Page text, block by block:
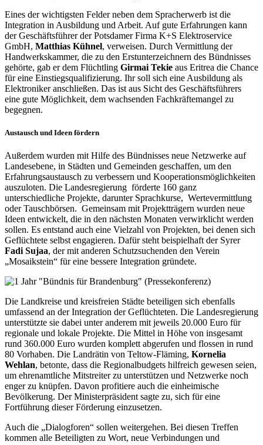
Eines der wichtigsten Felder neben dem Spracherwerb ist die
Integration in Ausbildung und Arbeit. Auf gute Erfahrungen kann
der Geschäftsführer der Potsdamer Firma K+S Elektroservice
GmbH, Matthias Kühnel, verweisen. Durch Vermittlung der
Handwerkskammer, die zu den Erstunterzeichnern des Bündnisses
gehörte, gab er dem Flüchtling Girmai Tekie aus Eritrea die Chance
für eine Einstiegsqualifizierung. Ihr soll sich eine Ausbildung als
Elektroniker anschließen. Das ist aus Sicht des Geschäftsführers
eine gute Möglichkeit, dem wachsenden Fachkräftemangel zu
begegnen.
Austausch und Ideen fördern
Außerdem wurden mit Hilfe des Bündnisses neue Netzwerke auf
Landesebene, in Städten und Gemeinden geschaffen, um den
Erfahrungsaustausch zu verbessern und Kooperationsmöglichkeiten
auszuloten. Die Landesregierung förderte 160 ganz
unterschiedliche Projekte, darunter Sprachkurse, Wertevermittlung
oder Tauschbörsen. Gemeinsam mit Projektträgern wurden neue
Ideen entwickelt, die in den nächsten Monaten verwirklicht werden
sollen. Es entstand auch eine Vielzahl von Projekten, bei denen sich
Geflüchtete selbst engagieren. Dafür steht beispielhaft der Syrer
Fadi Sujaa, der mit anderen Schutzsuchenden den Verein
„Mosaikstein“ für eine bessere Integration gründete.
Die Landkreise und kreisfreien Städte beteiligen sich ebenfalls
umfassend an der Integration der Geflüchteten. Die Landesregierung
unterstützte sie dabei unter anderem mit jeweils 20.000 Euro für
regionale und lokale Projekte. Die Mittel in Höhe von insgesamt
rund 360.000 Euro wurden komplett abgerufen und flossen in rund
80 Vorhaben. Die Landrätin von Teltow-Fläming, Kornelia
Wehlan, betonte, dass die Regionalbudgets hilfreich gewesen seien,
um ehrenamtliche Mitstreiter zu unterstützen und Netzwerke noch
enger zu knüpfen. Davon profitiere auch die einheimische
Bevölkerung. Der Ministerpräsident sagte zu, sich für eine
Fortführung dieser Förderung einzusetzen.
Auch die „Dialogforen“ sollen weitergehen. Bei diesen Treffen
kommen alle Beteiligten zu Wort, neue Verbindungen und